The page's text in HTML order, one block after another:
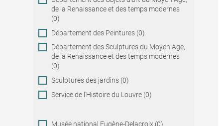
de la Renaissance et des temps modernes
(0)
Département des Peintures (0)
Département des Sculptures du Moyen Age,
de la Renaissance et des temps modernes
(0)
Sculptures des jardins (0)
Service de l'Histoire du Louvre (0)
Musée national Eugène-Delacroix (0)